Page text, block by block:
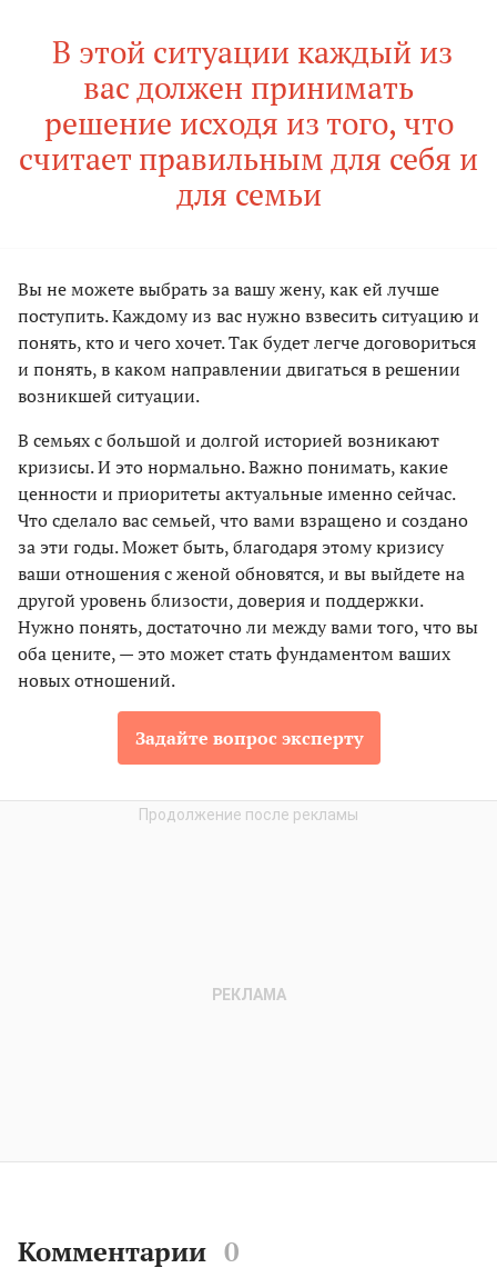
В этой ситуации каждый из
вас должен принимать
решение исходя из того, что
считает правильным для себя и
для семьи
Вы не можете выбрать за вашу жену, как ей лучше
поступить. Каждому из вас нужно взвесить ситуацию и
понять, кто и чего хочет. Так будет легче договориться
и понять, в каком направлении двигаться в решении
возникшей ситуации.
В семьях с большой и долгой историей возникают
кризисы. И это нормально. Важно понимать, какие
ценности и приоритеты актуальные именно сейчас.
Что сделало вас семьей, что вами взращено и создано
за эти годы. Может быть, благодаря этому кризису
ваши отношения с женой обновятся, и вы выйдете на
другой уровень близости, доверия и поддержки.
Нужно понять, достаточно ли между вами того, что вы
оба цените, — это может стать фундаментом ваших
новых отношений.
Задайте вопрос эксперту
Комментарии 0